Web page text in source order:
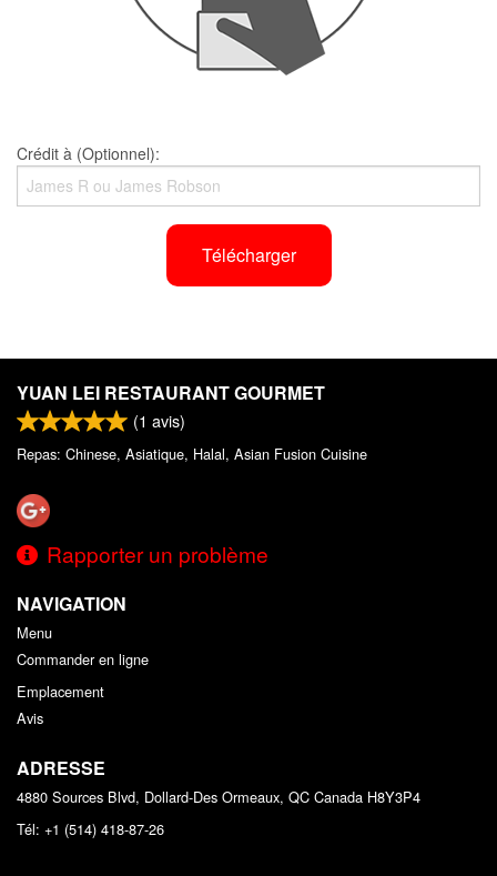
Crédit à (Optionnel):
Télécharger
YUAN LEI RESTAURANT GOURMET
(1 avis)
Repas: Chinese, Asiatique, Halal, Asian Fusion Cuisine
Rapporter un problème
NAVIGATION
Menu
Commander en ligne
Emplacement
Avis
ADRESSE
4880 Sources Blvd, Dollard-Des Ormeaux, QC Canada H8Y3P4
Tél: +1 (514) 418-87-26